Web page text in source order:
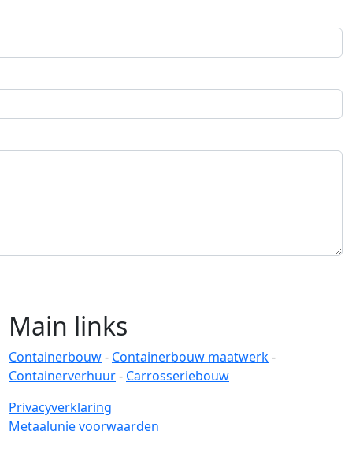
Main links
Containerbouw- Containerbouw maatwerk-
Containerverhuur- Carrosseriebouw
Privacyverklaring
Metaalunie voorwaarden